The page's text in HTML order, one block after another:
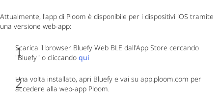
Attualmente, l'app di Ploom è disponibile per i dispositivi iOS tramite
una versione web-app:
Scarica il browser Bluefy Web BLE dall'App Store cercando
"Bluefy" o cliccando qui
Una volta installato, apri Bluefy e vai su app.ploom.com per
accedere alla web-app Ploom.